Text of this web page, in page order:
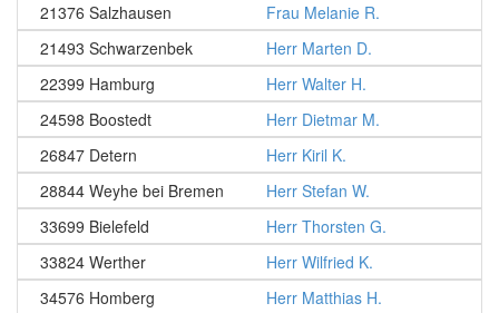
21376 Salzhausen
Frau Melanie R.
21493 Schwarzenbek
Herr Marten D.
22399 Hamburg
Herr Walter H.
24598 Boostedt
Herr Dietmar M.
26847 Detern
Herr Kiril K.
28844 Weyhe bei Bremen
Herr Stefan W.
33699 Bielefeld
Herr Thorsten G.
33824 Werther
Herr Wilfried K.
34576 Homberg
Herr Matthias H.